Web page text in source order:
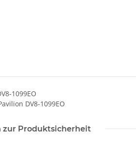
1099EO
DV8-1099EO
zur Produktsicherheit